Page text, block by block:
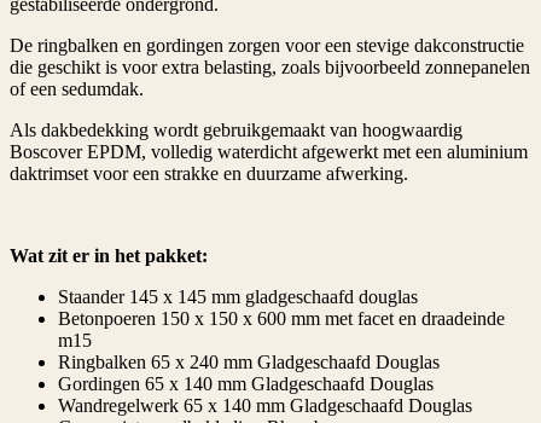
gestabiliseerde ondergrond.
De ringbalken en gordingen zorgen voor een stevige dakconstructie
die geschikt is voor extra belasting, zoals bijvoorbeeld zonnepanelen
of een sedumdak.
Als dakbedekking wordt gebruikgemaakt van hoogwaardig
Boscover EPDM, volledig waterdicht afgewerkt met een aluminium
daktrimset voor een strakke en duurzame afwerking.
Wat zit er in het pakket:
Staander 145 x 145 mm gladgeschaafd douglas
Betonpoeren 150 x 150 x 600 mm met facet en draadeinde
m15
Ringbalken 65 x 240 mm Gladgeschaafd Douglas
Gordingen 65 x 140 mm Gladgeschaafd Douglas
Wandregelwerk 65 x 140 mm Gladgeschaafd Douglas